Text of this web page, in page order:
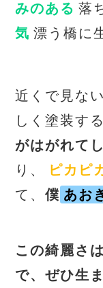
みのある 落
気 漂う橋に
近くで見な
しく塗装す
がはがれて
り、
ピカピ
て、僕 あお
この綺麗さ
で、ぜひ生